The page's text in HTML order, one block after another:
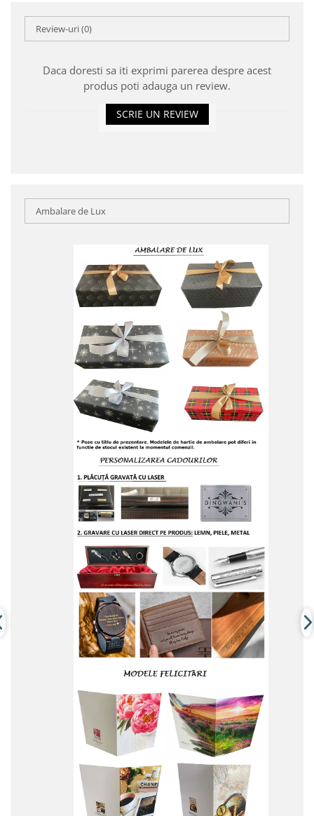
Review-uri(0)
Daca doresti sa iti exprimi parerea despre acest
produs poti adauga un review.
SCRIE UN REVIEW
Ambalare de Lux